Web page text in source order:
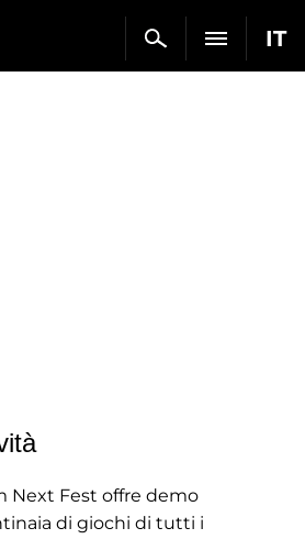
IT
Next Fest offre demo
di giochi di tutti i